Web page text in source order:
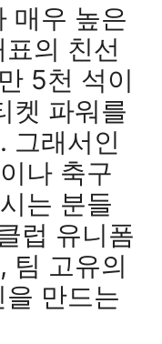
매우 높은
의 친선
5천 석이
켓 파워를
그래서인
나 축구
는 분들
럽 유니폼
팀 고유의
만드는